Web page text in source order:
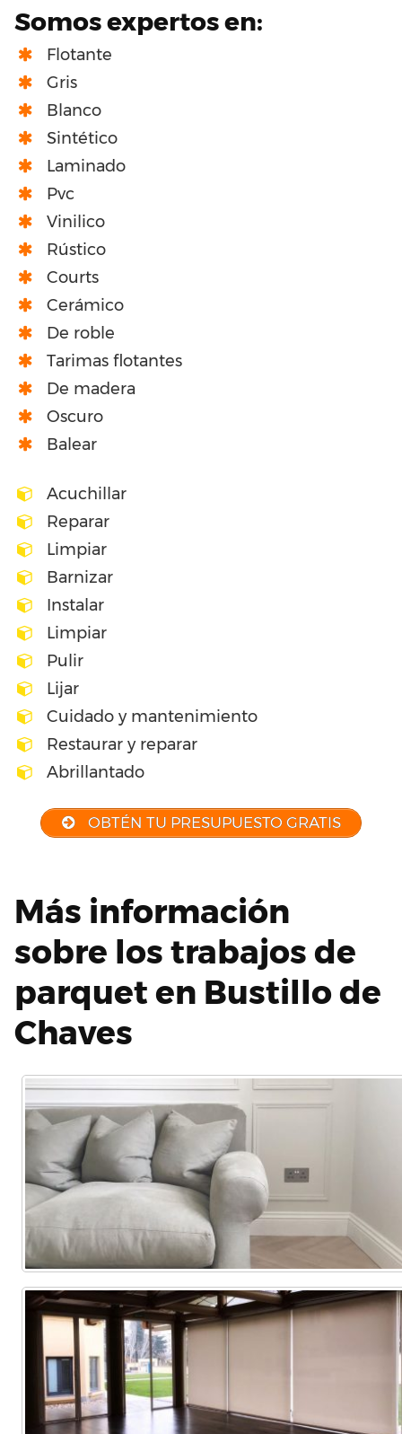
Somos expertos en:
Flotante
Gris
Blanco
Sintético
Laminado
Pvc
Vinilico
Rústico
Courts
Cerámico
De roble
Tarimas flotantes
De madera
Oscuro
Balear
Acuchillar
Reparar
Limpiar
Barnizar
Instalar
Limpiar
Pulir
Lijar
Cuidado y mantenimiento
Restaurar y reparar
Abrillantado
OBTÉN TU PRESUPUESTO GRATIS
Más información
sobre los trabajos de
parquet en Bustillo de
Chaves